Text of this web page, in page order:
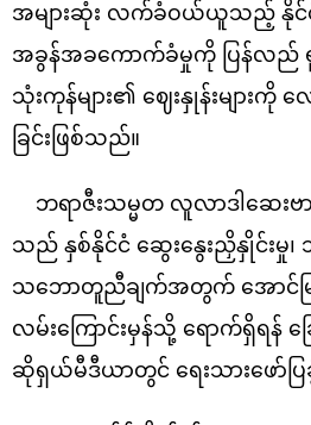
အများဆုံး လက်ခံဝယ်ယူသည့် နိုင်
အခွန်အခကောက်ခံမှုကို ပြန်လည် ရုပ်
သုံးကုန်များ၏ ဈေးနှုန်းများကို
ခြင်းဖြစ်သည်။
ဘရာဇီးသမ္မတ လူလာဒါဆေး
သည် နှစ်နိုင်ငံ ဆွေးနွေးညှိနှိုင်းမှု၊
သဘောတူညီချက်အတွက် အောင်မြ
လမ်းကြောင်းမှန်သို့ ရောက်ရှိရန် ခ
ဆိုရှယ်မီဒီယာတွင် ရေးသားဖော်ပ